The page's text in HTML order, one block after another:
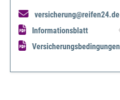
versicherung@reifen24.de
Informationsblatt
Versicherungsbedingungen